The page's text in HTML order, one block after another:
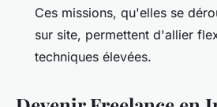
Ces missions, qu'elles se
sur site, permettent d'allier
techniques élevées.